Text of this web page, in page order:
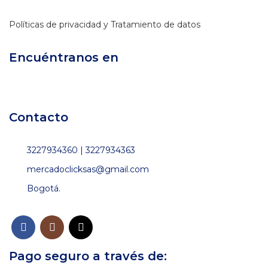
Políticas de privacidad y Tratamiento de datos
Encuéntranos en
Contacto
3227934360 | 3227934363
mercadoclicksas@gmail.com
Bogotá.
Pago seguro a través de: